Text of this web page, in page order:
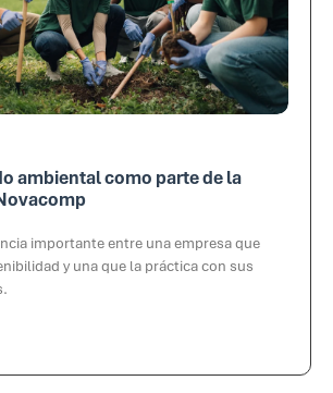
ambiental como parte de la
importante entre una empresa que
y una que la práctica con sus